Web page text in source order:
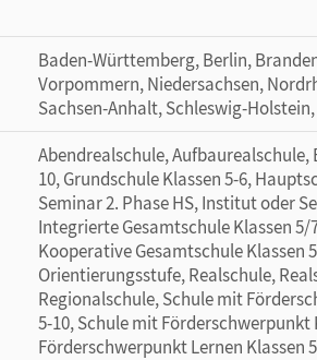
Baden-Württemberg, Berlin,
Vorpommern, Niedersachsen,
Sachsen-Anhalt, Schleswig-
Abendrealschule, Aufbaurealschule,
10, Grundschule Klassen 5-6,
Seminar 2. Phase HS, Institut oder
Integrierte Gesamtschule Klassen
Kooperative Gesamtschule Klassen
Orientierungsstufe, Realschule,
Regionalschule, Schule mit
5-10, Schule mit Förderschwerpunkt
Förderschwerpunkt Lernen Klassen